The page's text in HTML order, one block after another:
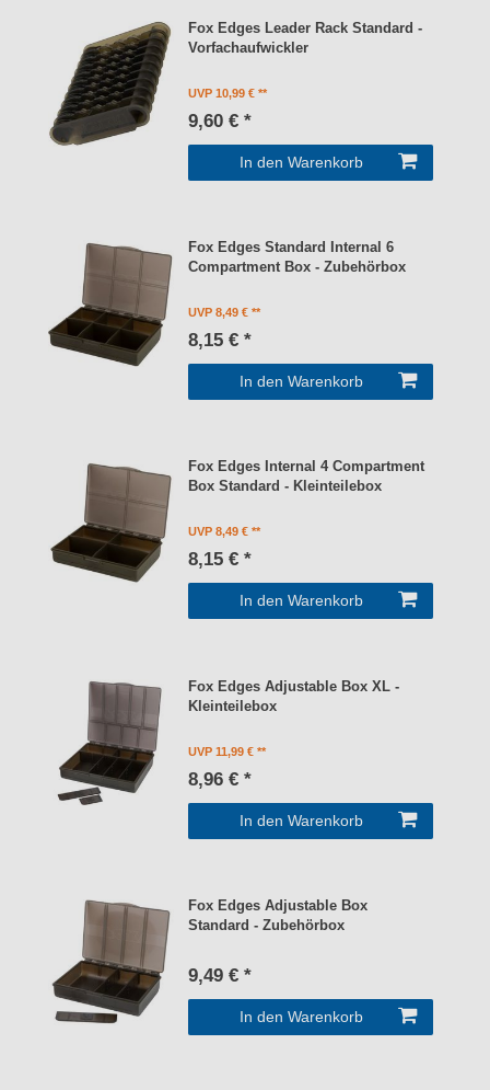
Fox Edges Leader Rack Standard -
Vorfachaufwickler
UVP 10,99 €
9,60 € *
In den Warenkorb
Fox Edges Standard Internal 6
Compartment Box - Zubehörbox
UVP 8,49 €
8,15 € *
In den Warenkorb
Fox Edges Internal 4 Compartment
Box Standard - Kleinteilebox
UVP 8,49 €
8,15 € *
In den Warenkorb
Fox Edges Adjustable Box XL -
Kleinteilebox
UVP 11,99 €
8,96 € *
In den Warenkorb
Fox Edges Adjustable Box
Standard - Zubehörbox
9,49 € *
In den Warenkorb